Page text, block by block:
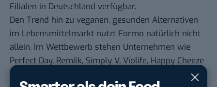
Filialen in Deutschland verfügbar.
Den Trend hin zu veganen, gesunden Alternativen
im Lebensmittelmarkt nutzt Formo natürlich nicht
allein. Im Wettbewerb stehen Unternehmen wie
Perfect Day, Remilk, Simply V, Violife, Happy Cheeze
und die Bel-Group-Marke Nurishh.